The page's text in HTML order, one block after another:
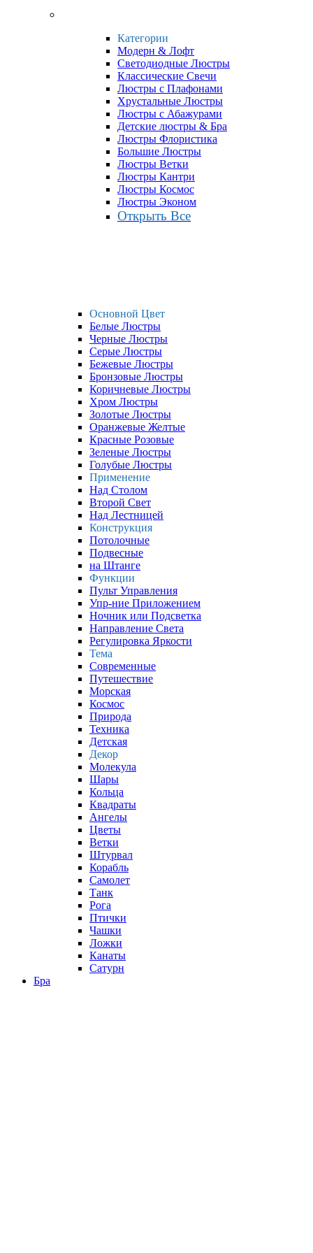
Категории
Модерн & Лофт
Светодиодные Люстры
Классические Свечи
Люстры с Плафонами
Хрустальные Люстры
Люстры с Абажурами
Детские люстры & Бра
Люстры Флористика
Большие Люстры
Люстры Ветки
Люстры Кантри
Люстры Космос
Люстры Эконом
Открыть Все
Основной Цвет
Белые Люстры
Черные Люстры
Серые Люстры
Бежевые Люстры
Бронзовые Люстры
Коричневые Люстры
Хром Люстры
Золотые Люстры
Оранжевые Желтые
Красные Розовые
Зеленые Люстры
Голубые Люстры
Применение
Над Столом
Второй Свет
Над Лестницей
Конструкция
Потолочные
Подвесные
на Штанге
Функции
Пульт Управления
Упр-ние Приложением
Ночник или Подсветка
Направление Света
Регулировка Яркости
Тема
Современные
Путешествие
Морская
Космос
Природа
Техника
Детская
Декор
Молекула
Шары
Кольца
Квадраты
Ангелы
Цветы
Ветки
Штурвал
Корабль
Самолет
Танк
Рога
Птички
Чашки
Ложки
Канаты
Сатурн
Бра